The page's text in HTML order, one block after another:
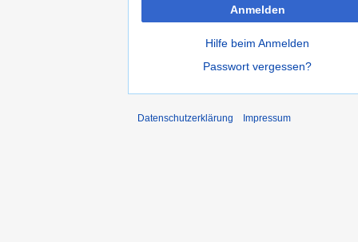
Anmelden
Hilfe beim Anmelden
Passwort vergessen?
Datenschutzerklärung Impressum